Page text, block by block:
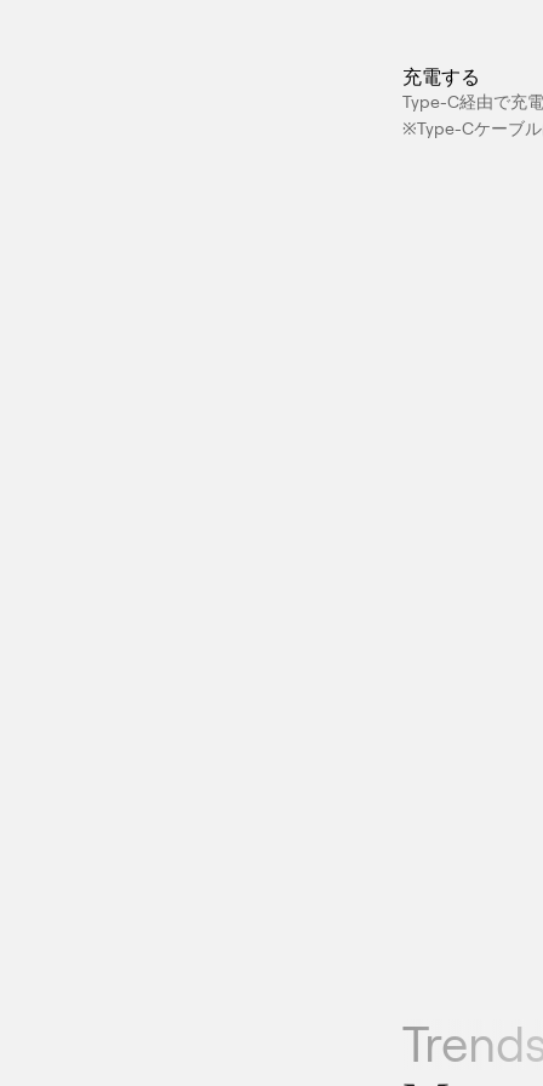
充電する
Type-C経由で充
※Type-Cケーブ